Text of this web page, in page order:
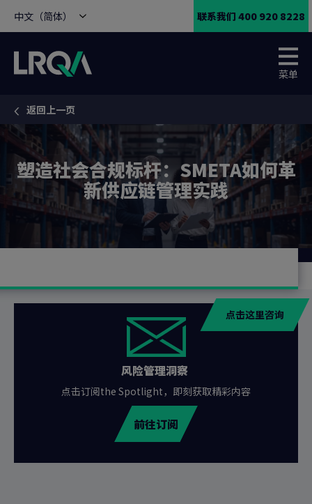
中文（简体） 联系我们 400 920 8228
菜单
You are here:
返回上一页
塑造社会合规标杆：SMETA如何革
新供应链管理实践
点击这里咨询
风险管理洞察
点击订阅the Spotlight，即刻获取精彩内容
前往订阅